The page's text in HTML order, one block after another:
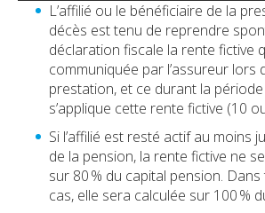
L’affilié ou le bénéficiaire de la
décès est tenu de reprendre
déclaration fiscale la rente fictive
communiquée par l’assureur lors
prestation, et ce durant la
s’applique cette rente fictive (10
Si l’affilié est resté actif au moins
de la pension, la rente fictive ne
sur 80 % du capital pension.
cas, elle sera calculée sur 100 %